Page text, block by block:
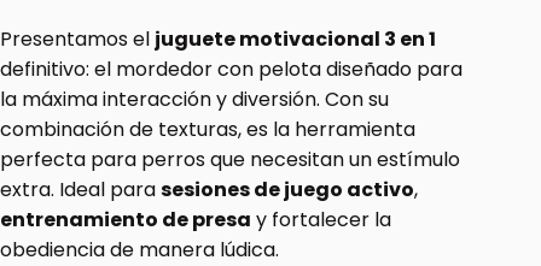
Presentamos el juguete motivacional 3 en 1
definitivo: el mordedor con pelota diseñado para
la máxima interacción y diversión. Con su
combinación de texturas, es la herramienta
perfecta para perros que necesitan un estímulo
extra. Ideal parasesiones de juego activo,
entrenamiento de presa y fortalecer la
obediencia de manera lúdica.